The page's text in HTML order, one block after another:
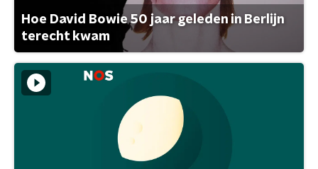
Hoe David Bowie 50 jaar geleden in Berlijn
terecht kwam